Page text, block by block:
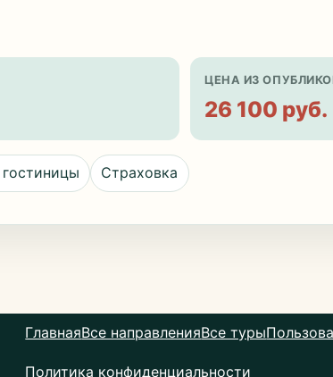
ЦЕНА ИЗ
26 100 руб.
Страховка
ГлавнаяВсе направленияВсе туры
Политика конфиденциальности